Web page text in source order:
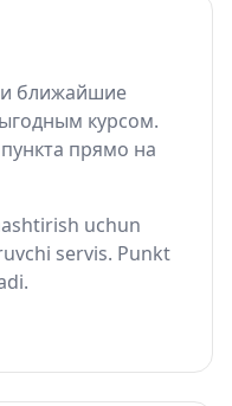
ближайшие
курсом.
прямо на
uchun
servis. Punkt